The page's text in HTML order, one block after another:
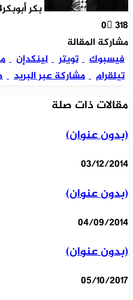
بكر أبوبكر
0 318
مشاركة المقالة
فيسبوك
تويتر لينكدإن
تيلقرام
مشاركة عبر البريد
مقالات ذات صلة
(بدون عنوان)
03/12/2014
(بدون عنوان)
04/09/2014
(بدون عنوان)
05/10/2017